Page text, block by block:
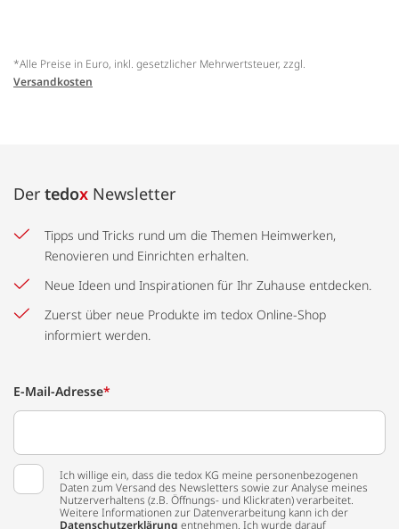
*Alle Preise in Euro, inkl. gesetzlicher Mehrwertsteuer, zzgl.
Versandkosten
Der tedox Newsletter
Tipps und Tricks rund um die Themen Heimwerken,
Renovieren und Einrichten erhalten.
Neue Ideen und Inspirationen für Ihr Zuhause entdecken.
Zuerst über neue Produkte im tedox Online-Shop
informiert werden.
E-Mail-Adresse*
Ich willige ein, dass die tedox KG meine personenbezogenen
Daten zum Versand des Newsletters sowie zur Analyse meines
Nutzerverhaltens (z.B. Öffnungs- und Klickraten) verarbeitet.
Weitere Informationen zur Datenverarbeitung kann ich der
Datenschutzerklärung entnehmen. Ich wurde darauf